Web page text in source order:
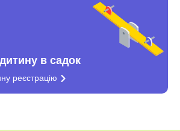
в садок
реєстрацію